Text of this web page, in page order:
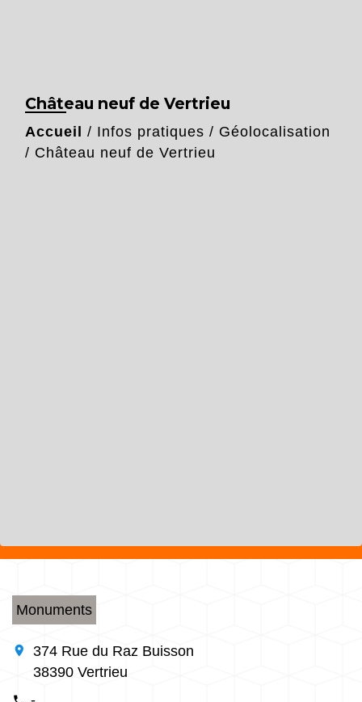
Château neuf de Vertrieu
Accueil / Infos pratiques / Géolocalisation
/ Château neuf de Vertrieu
Monuments
location_on
374 Rue du Raz Buisson
38390 Vertrieu